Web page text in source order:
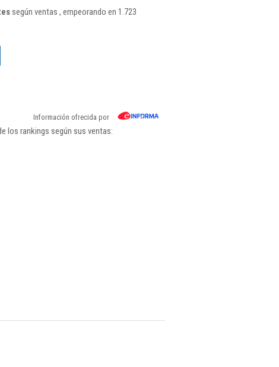
según ventas , empeorando en 1.723
Información ofrecida por
los rankings según sus ventas: